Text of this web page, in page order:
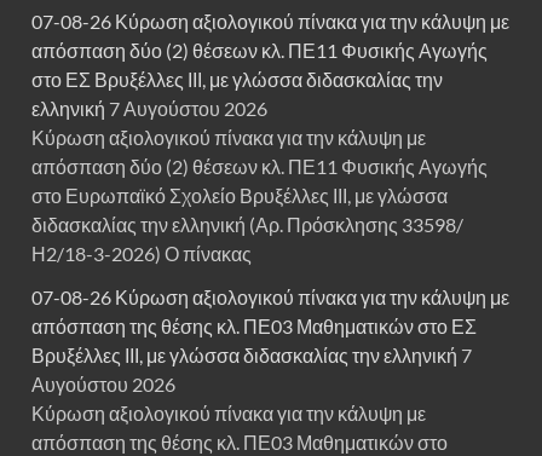
07-08-26 Κύρωση αξιολογικού πίνακα για την κάλυψη με
απόσπαση δύο (2) θέσεων κλ. ΠΕ11 Φυσικής Αγωγής
στο ΕΣ Βρυξέλλες ΙΙΙ, με γλώσσα διδασκαλίας την
ελληνική 7 Αυγούστου 2026
Κύρωση αξιολογικού πίνακα για την κάλυψη με
απόσπαση δύο (2) θέσεων κλ. ΠΕ11 Φυσικής Αγωγής
στο Ευρωπαϊκό Σχολείο Βρυξέλλες ΙΙΙ, με γλώσσα
διδασκαλίας την ελληνική (Αρ. Πρόσκλησης 33598/
Η2/18-3-2026) Ο πίνακας
07-08-26 Κύρωση αξιολογικού πίνακα για την κάλυψη με
απόσπαση της θέσης κλ. ΠΕ03 Μαθηματικών στο ΕΣ
Βρυξέλλες ΙΙΙ, με γλώσσα διδασκαλίας την ελληνική 7
Αυγούστου 2026
Κύρωση αξιολογικού πίνακα για την κάλυψη με
απόσπαση της θέσης κλ. ΠΕ03 Μαθηματικών στο